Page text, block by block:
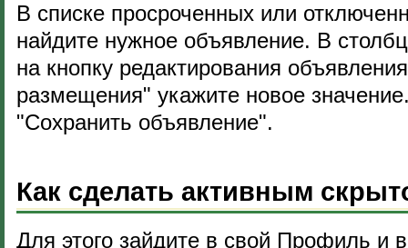
В списке просроченных или
найдите нужное объявление. В
на кнопку редактирования
размещения" укажите новое
"Сохранить объявление".
Как сделать активным
Для этого зайдите в свой Профиль и